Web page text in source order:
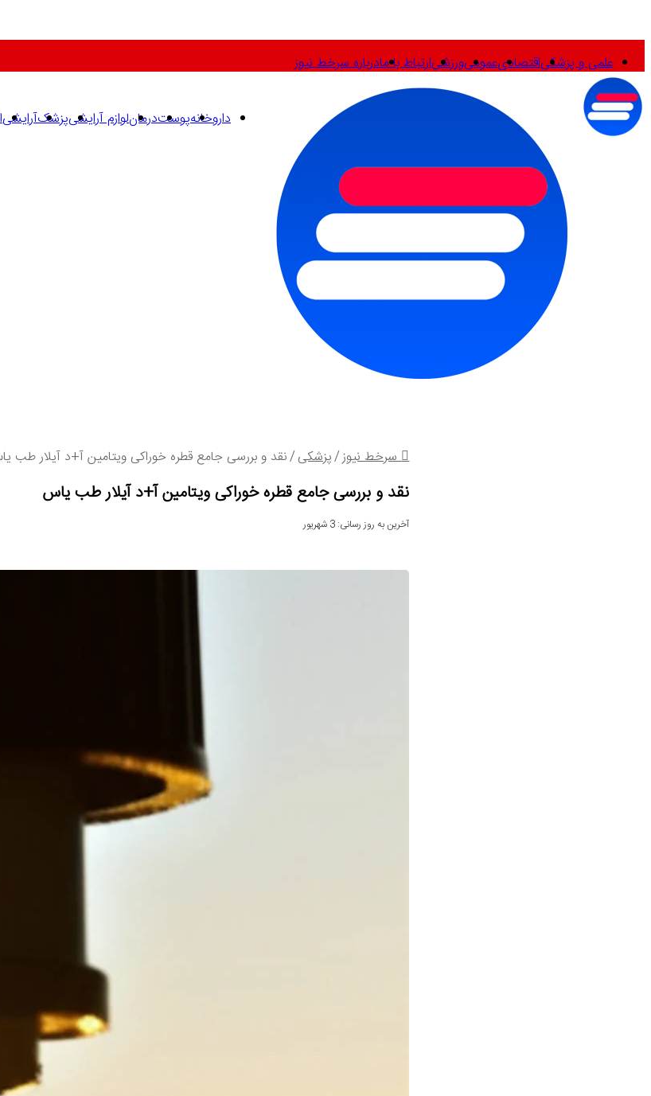
علمی و پزشکیاقتصادیعمومیورزشیارتباط با مادرباره سرخط نیوز
داروخانهپوستدرمانلوازم آرایشیپزشکآرایشی
سرخط نیوز/پزشکی/نقد و بررسی جامع قطره خوراکی ویتامین آ+د آیلار طب
نقد و بررسی جامع قطره خوراکی ویتامین آ+د آیلار طب یاس
آخرین به روز رسانی: 3 شهریور